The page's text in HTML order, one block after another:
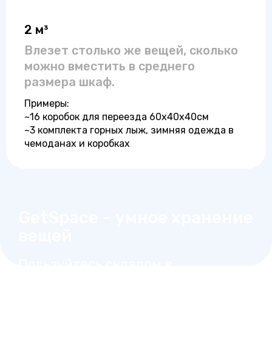
2 м³
Влезет столько же вещей, сколько
можно вместить в среднего
размера шкаф.
Примеры:
~16 коробок для переезда 60x40x40см
~3 комплекта горных лыж, зимняя одежда в
чемоданах и коробках